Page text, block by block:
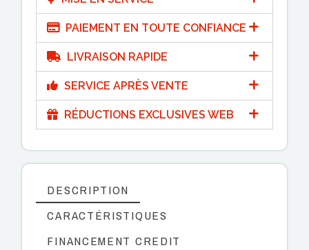
PAIEMENT EN TOUTE CONFIANCE
LIVRAISON RAPIDE
SERVICE APRÈS VENTE
RÉDUCTIONS EXCLUSIVES WEB
DESCRIPTION
CARACTÉRISTIQUES
FINANCEMENT CREDIT